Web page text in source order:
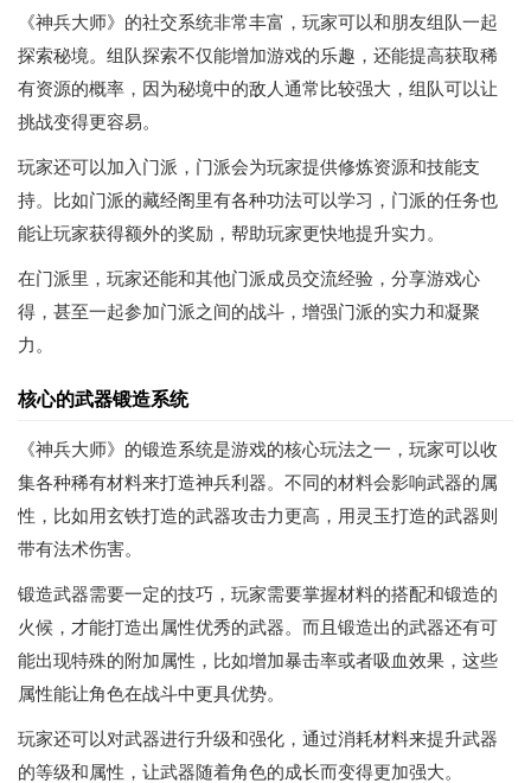
《神兵大师》的社交系统非常丰富，玩家可以和朋友组队一起
探索秘境。组队探索不仅能增加游戏的乐趣，还能提高获取稀
有资源的概率，因为秘境中的敌人通常比较强大，组队可以让
挑战变得更容易。
玩家还可以加入门派，门派会为玩家提供修炼资源和技能支
持。比如门派的藏经阁里有各种功法可以学习，门派的任务也
能让玩家获得额外的奖励，帮助玩家更快地提升实力。
在门派里，玩家还能和其他门派成员交流经验，分享游戏心
得，甚至一起参加门派之间的战斗，增强门派的实力和凝聚
力。
核心的武器锻造系统
《神兵大师》的锻造系统是游戏的核心玩法之一，玩家可以收
集各种稀有材料来打造神兵利器。不同的材料会影响武器的属
性，比如用玄铁打造的武器攻击力更高，用灵玉打造的武器则
带有法术伤害。
锻造武器需要一定的技巧，玩家需要掌握材料的搭配和锻造的
火候，才能打造出属性优秀的武器。而且锻造出的武器还有可
能出现特殊的附加属性，比如增加暴击率或者吸血效果，这些
属性能让角色在战斗中更具优势。
玩家还可以对武器进行升级和强化，通过消耗材料来提升武器
的等级和属性，让武器随着角色的成长而变得更加强大。